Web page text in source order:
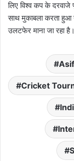
लिए विश्व कप के
साथ मुकाबला करता
उलटफेर माना जा रहा है।
Cricket